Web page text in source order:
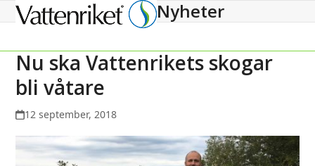
Open
menu
Close
menu
Nyheter
Nu ska Vattenrikets skogar
bli våtare
12 september, 2018